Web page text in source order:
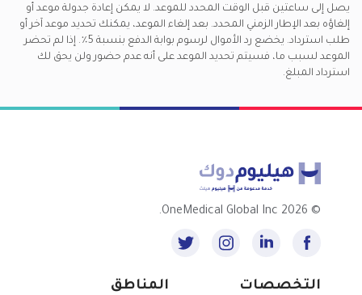
يصل إلى ساعتين قبل الوقت المحدد للموعد. لا يمكن إعادة جدولة موعد أو
إلغاؤه بعد الإطار الزمني المحدد. بعد إلغاء الموعد، يمكنك تحديد موعد آخر أو
طلب استرداد. يخضع رد الأموال لرسوم بوابة الدفع بنسبة 5٪. إذا لم تحضر
الموعد لسبب ما، فسيتم تحديد الموعد على أنه عدم حضور ولن يحق لك
استرداد المبلغ.
©
2026 OneMedical Global Inc.
التخصصات المناطق